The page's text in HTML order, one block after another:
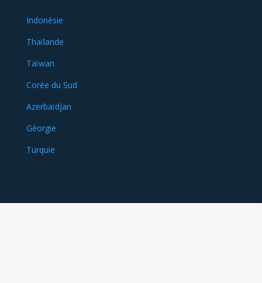
Indonésie
Thaïlande
Taïwan
Corée du Sud
Azerbaïdjan
Géorgie
Turquie